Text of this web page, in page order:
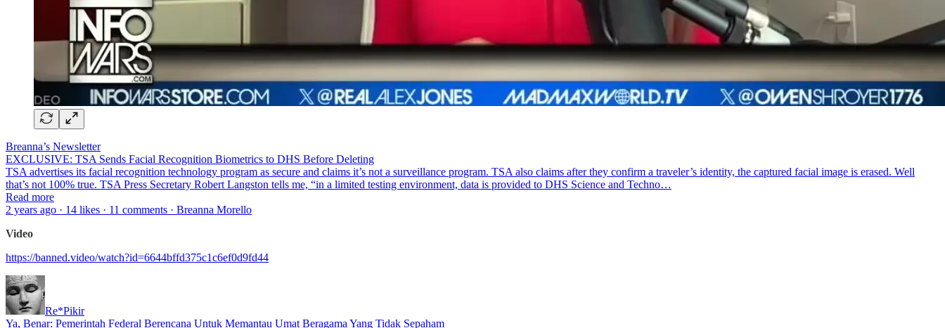
Breanna’s Newsletter
EXCLUSIVE: TSA Sends Facial Recognition Biometrics to DHS Before Deleting
TSA advertises its facial recognition technology program as secure and claims it’s not a surveillance program. TSA also claims after they confirm a traveler’s identity, the captured facial image is erased. Well
that’s not 100% true. TSA Press Secretary Robert Langston tells me, “in a limited testing environment, data is provided to DHS Science and Techno…
Read more
2 years ago · 14 likes · 11 comments · Breanna Morello
Video
https://banned.video/watch?id=6644bffd375c1c6ef0d9fd44
Re*Pikir
Ya, Benar: Pemerintah Federal Berencana Untuk Memantau Umat Beragama Yang Tidak Sepaham